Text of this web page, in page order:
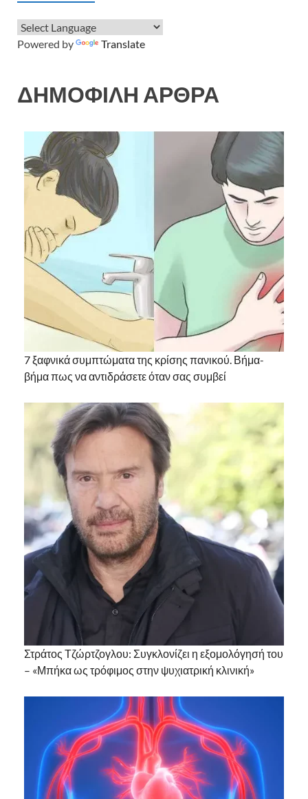
Powered by Translate
ΔΗΜΟΦΙΛΗ ΑΡΘΡΑ
7 ξαφνικά συμπτώματα της κρίσης πανικού. Βήμα-
βήμα πως να αντιδράσετε όταν σας συμβεί
Στράτος Τζώρτζογλου: Συγκλονίζει η εξομολόγησή του
– «Μπήκα ως τρόφιμος στην ψυχιατρική κλινική»